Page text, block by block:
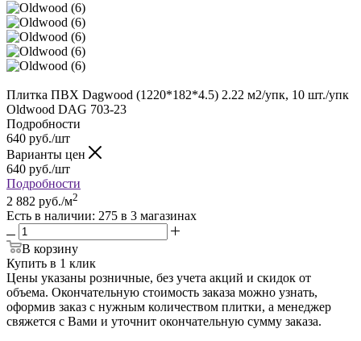
Плитка ПВХ Dagwood (1220*182*4.5) 2.22 м2/упк, 10 шт./упк
Oldwood DAG 703-23
Подробности
640 руб./шт
Варианты цен
640 руб./шт
Подробности
2 882 руб./м2
Есть в наличии: 275 в 3 магазинах
В корзину
Купить в 1 клик
Цены указаны розничные, без учета акций и скидок от
объема. Окончательную стоимость заказа можно узнать,
оформив заказ с нужным количеством плитки, а менеджер
свяжется с Вами и уточнит окончательную сумму заказа.